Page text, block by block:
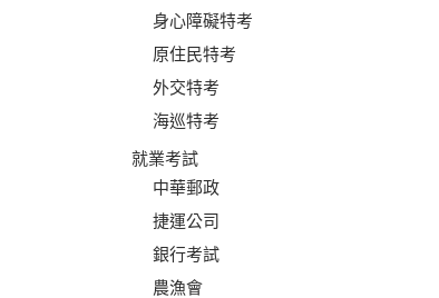
身心障礙特考
原住民特考
外交特考
海巡特考
就業考試
中華郵政
捷運公司
銀行考試
農漁會